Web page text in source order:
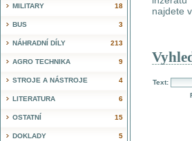
najdete v
Text:
18
MILITARY
3
BUS
213
NÁHRADNÍ DÍLY
9
AGRO TECHNIKA
4
STROJE A NÁSTROJE
6
LITERATURA
15
OSTATNÍ
5
DOKLADY